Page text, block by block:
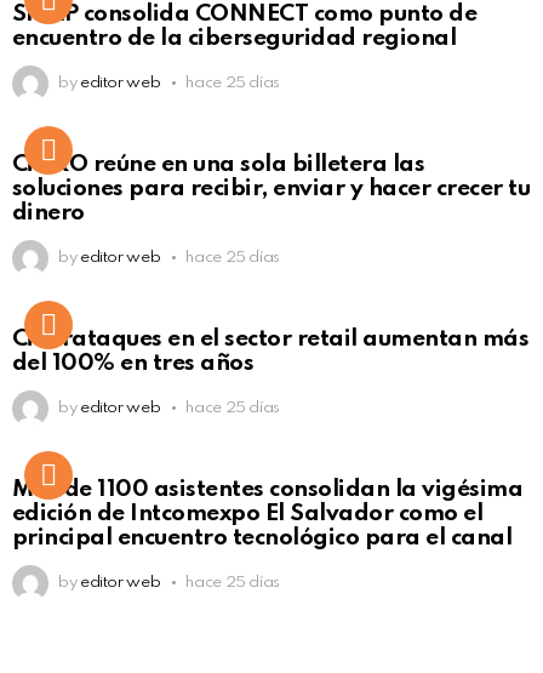
Click to view this post
SISAP consolida CONNECT como punto de
encuentro de la ciberseguridad regional
by editor web hace 25 días
Not Safe For Work
Click to view this post
CiNKO reúne en una sola billetera las
soluciones para recibir, enviar y hacer crecer tu
dinero
by editor web hace 25 días
Ciberataques en el sector retail aumentan más
del 100% en tres años
by editor web hace 25 días
Más de 1100 asistentes consolidan la vigésima
edición de Intcomexpo El Salvador como el
principal encuentro tecnológico para el canal
by editor web hace 25 días